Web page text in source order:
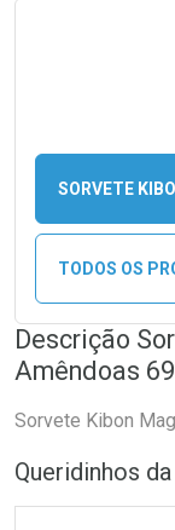
SORVETE
TODOS OS
Descrição
Amêndoas
Sorvete Kibon
Queridinhos